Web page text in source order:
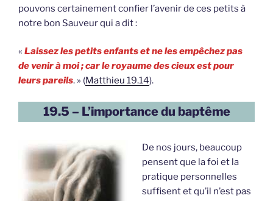
pouvons certainement confier l’avenir de ces petits à
notre bon Sauveur qui a dit :
« Laissez les petits enfants et ne les empêchez pas
de venir à moi ; car le royaume des cieux est pour
leurs pareils. » (Matthieu 19.14).
19.5 – L’importance du baptême
De nos jours, beaucoup
pensent que la foi et la
pratique personnelles
suffisent et qu’il n’est pas